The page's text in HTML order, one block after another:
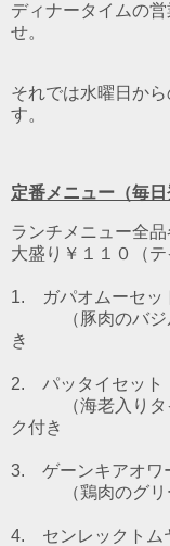
ディナータイムの
せ。
それでは水曜日か
す。
定番メニュー（毎日
ランチメニュー全
大盛り￥１１０（テ
1. ガパオムーセッ
（豚肉のバジ
き
2. パッタイセット
（海老入り
ク付き
3. ゲーンキアオワ
（鶏肉のグ
4. センレックトム